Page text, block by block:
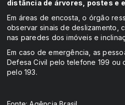
distância de árvores, postes e
Em áreas de encosta, o órgão
observar sinais de deslizamento,
nas paredes dos imóveis e
Em caso de emergência, as
Defesa Civil pelo telefone 199 ou
pelo 193.